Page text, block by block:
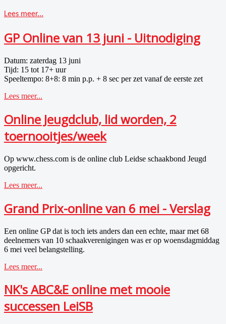
Lees meer...
GP Online van 13 juni - Uitnodiging
Datum: zaterdag 13 juni
Tijd: 15 tot 17+ uur
Speeltempo: 8+8: 8 min p.p. + 8 sec per zet vanaf de eerste zet
Lees meer...
Online Jeugdclub, lid worden, 2
toernooitjes/week
Op www.chess.com is de online club Leidse schaakbond Jeugd
opgericht.
Lees meer...
Grand Prix-online van 6 mei - Verslag
Een online GP dat is toch iets anders dan een echte, maar met 68
deelnemers van 10 schaakverenigingen was er op woensdagmiddag
6 mei veel belangstelling.
Lees meer...
NK's ABC&E online met mooie
successen LeiSB